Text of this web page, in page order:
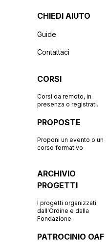
CHIEDI AIUTO
Guide
Contattaci
CORSI
Corsi da remoto, in
presenza o registrati.
PROPOSTE
Proponi un evento o un
corso formativo
ARCHIVIO
PROGETTI
I progetti organizzati
dall'Ordine e dalla
Fondazione
PATROCINIO OAF